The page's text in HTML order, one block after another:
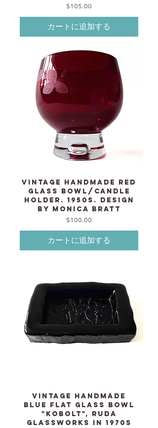
価格
$105.00
カートに追加する
Vintage Handmade Red
Glass bowl/candle
holder. 1950s. Design
by Monica Bratt
価格
$100.00
カートに追加する
Vintage Handmade
blue flat glass Bowl
"Kobolt", RUDA
Glassworks in 1970s